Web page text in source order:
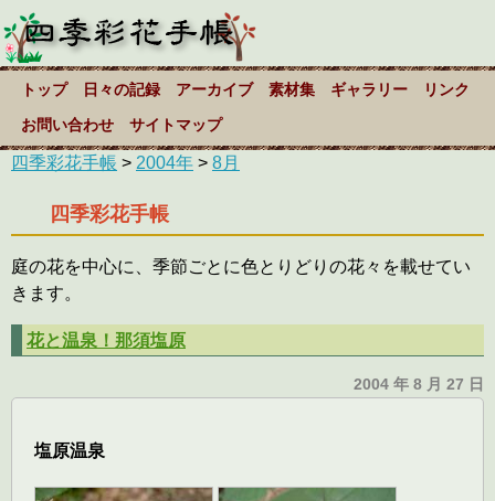
トップ 日々の記録 アーカイブ 素材集 ギャラリー リンク
お問い合わせ サイトマップ
四季彩花手帳 > 2004年 > 8月
四季彩花手帳
庭の花を中心に、季節ごとに色とりどりの花々を載せてい
きます。
花と温泉！那須塩原
2004 年 8 月 27 日
塩原温泉